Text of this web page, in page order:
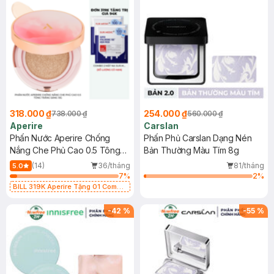
318.000 ₫738.000 ₫
Aperire
Phấn Nước Aperire Chống
Nắng Che Phủ Cao 0.5 Tông
Trắng Sáng 13g
5.0 (14)
36/tháng
7%
BILL 319K Aperire Tặng 01 Combo
Cấp Ẩm 30g (SL có hạn)
254.000 ₫560.000 ₫
Carslan
Phấn Phủ Carslan Dạng Nén
Bản Thường Màu Tím 8g
81/tháng
2%
-42 % -55 %